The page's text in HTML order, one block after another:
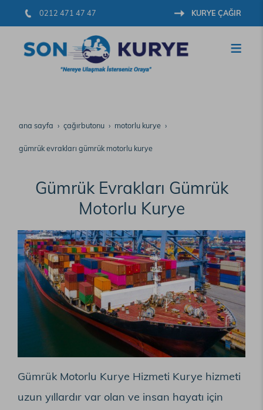
KURYE ÇAĞIR
0212 471 47 47
ana sayfa çağırbutonu motorlu kurye
gümrük evrakları gümrük motorlu kurye
Gümrük Evrakları Gümrük
Motorlu Kurye
Gümrük Motorlu Kurye Hizmeti Kurye hizmeti
uzun yıllardır var olan ve insan hayatı için